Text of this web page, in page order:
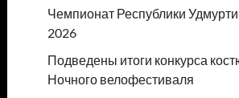
Чемпионат Республики
2026
Подведены итоги конкурса
Ночного велофестиваля